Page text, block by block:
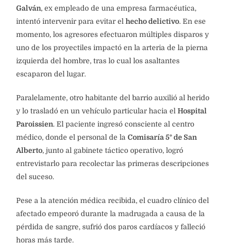
Galván, ex empleado de una empresa farmacéutica,
intentó intervenir para evitar el hecho delictivo. En ese
momento, los agresores efectuaron múltiples disparos y
uno de los proyectiles impactó en la arteria de la pierna
izquierda del hombre, tras lo cual los asaltantes
escaparon del lugar.
Paralelamente, otro habitante del barrio auxilió al herido
y lo trasladó en un vehículo particular hacia el Hospital
Paroissien. El paciente ingresó consciente al centro
médico, donde el personal de la Comisaría 5° de San
Alberto, junto al gabinete táctico operativo, logró
entrevistarlo para recolectar las primeras descripciones
del suceso.
Pese a la atención médica recibida, el cuadro clínico del
afectado empeoró durante la madrugada a causa de la
pérdida de sangre, sufrió dos paros cardíacos y falleció
horas más tarde.